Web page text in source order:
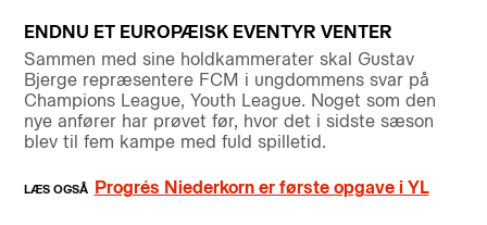
ENDNU ET EUROPÆISK EVENTYR VENTER
Sammen med sine holdkammerater skal Gustav
Bjerge repræsentere FCM i ungdommens svar på
Champions League, Youth League. Noget som den
nye anfører har prøvet før, hvor det i sidste sæson
blev til fem kampe med fuld spilletid.
Progrés Niederkorn er første opgave i YL